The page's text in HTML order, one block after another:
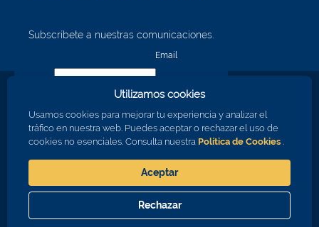
Subscríbete a nuestras comunicaciones.
Email
Nombre
Apellidos
Consiento en recibir comunicaciones sobre los eventos de la RAC
Aceptar Cerrar
Utilizamos cookies
Usamos cookies para mejorar tu experiencia y analizar el
tráfico en nuestra web. Puedes aceptar o rechazar el uso de
cookies no esenciales. Consulta nuestra Política de Cookies .
Aceptar
Rechazar